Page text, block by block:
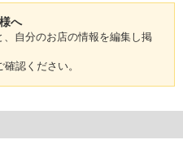
へ
自分のお店の情報を編集し掲
確認ください。